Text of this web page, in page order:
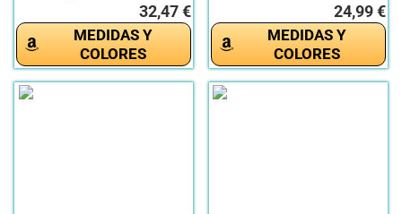
32,47 €
MEDIDAS Y
COLORES
24,99 €
MEDIDAS Y
COLORES